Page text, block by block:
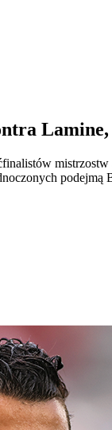
podejmą